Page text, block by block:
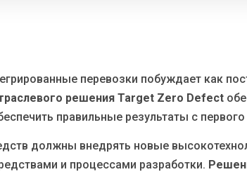
перевозки побуждает как
решения Target Zero Defect
правильные результаты с
должны внедрять новые
и процессами разработки.